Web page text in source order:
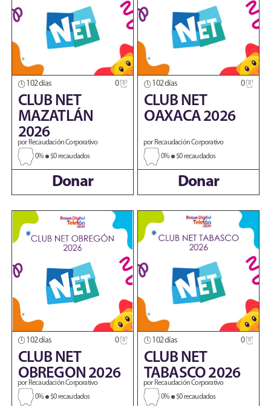
102 días 0
CLUB NET
MAZATLÁN
2026
por Recaudación Corporativo
0%
$0 recaudados
Donar
102 días 0
CLUB NET
OAXACA 2026
por Recaudación Corporativo
0%
$0 recaudados
Donar
102 días 0
CLUB NET
OBREGON 2026
por Recaudación Corporativo
0%
$0 recaudados
102 días 0
CLUB NET
TABASCO 2026
por Recaudación Corporativo
0%
$0 recaudados